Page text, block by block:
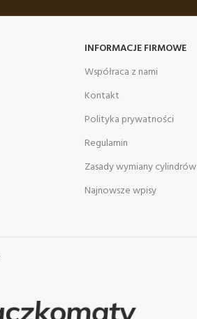
INFORMACJE FIRMOWE
Współraca z nami
Kontakt
Polityka prywatności
Regulamin
Zasady wymiany cylindrów
Najnowsze wpisy